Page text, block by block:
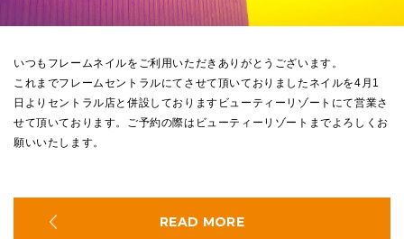
いつもフレームネイルをご利用いただきありがとうございます。
これまでフレームセントラルにてさせて頂いておりましたネイルを4月1
日よりセントラル店と併設しておりますビューティーリゾートにて営業さ
せて頂いております。ご予約の際はビューティーリゾートまでよろしくお
願いいたします。
READ MORE